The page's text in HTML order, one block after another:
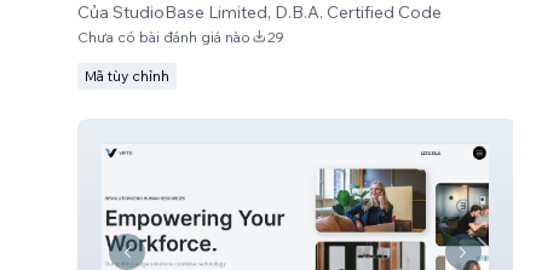
Của StudioBase Limited, D.B.A. Certified Code
Chưa có bài đánh giá nào 29
Mã tùy chỉnh